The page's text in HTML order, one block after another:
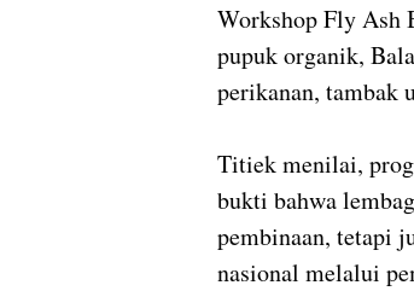
Workshop Fly Ash
pupuk organik,
perikanan, tambak
Titiek menilai,
bukti bahwa
pembinaan, tetapi
nasional melalui